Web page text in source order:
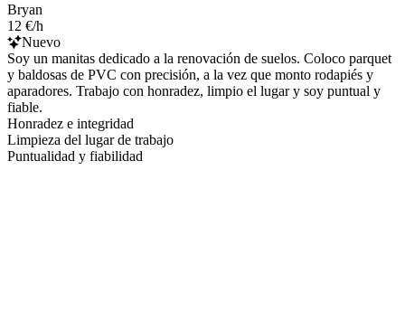
Bryan
12 €/h
Nuevo
Soy un manitas dedicado a la renovación de suelos. Coloco parquet
y baldosas de PVC con precisión, a la vez que monto rodapiés y
aparadores. Trabajo con honradez, limpio el lugar y soy puntual y
fiable.
Honradez e integridad
Limpieza del lugar de trabajo
Puntualidad y fiabilidad